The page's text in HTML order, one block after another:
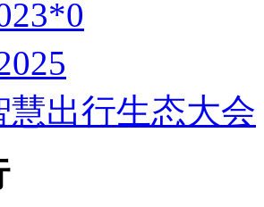
慧出行生态大会